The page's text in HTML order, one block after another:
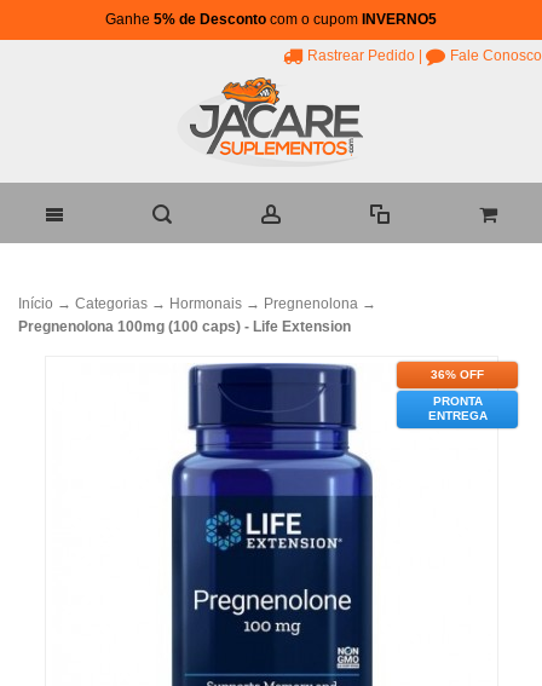
Ganhe 5% de Desconto com o cupom INVERNO5
Rastrear Pedido Fale Conosco
Início → Categorias → Hormonais → Pregnenolona →
Pregnenolona 100mg (100 caps) - Life Extension
36% OFF
PRONTA
ENTREGA